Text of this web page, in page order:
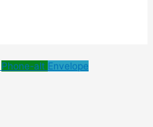
Phone-alt Envelope